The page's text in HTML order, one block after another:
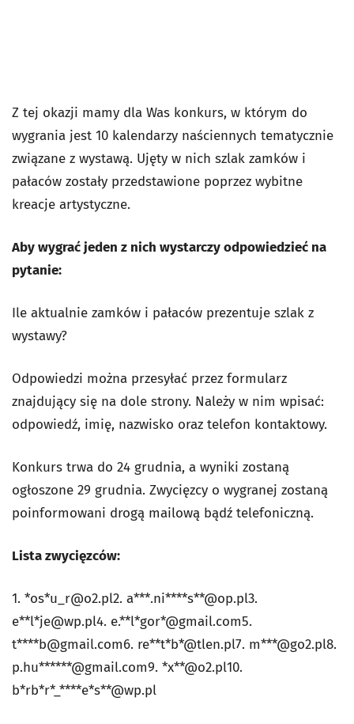
Z tej okazji mamy dla Was konkurs, w którym do
wygrania jest 10 kalendarzy naściennych tematycznie
związane z wystawą. Ujęty w nich szlak zamków i
pałaców zostały przedstawione poprzez wybitne
kreacje artystyczne.
Aby wygrać jeden z nich wystarczy odpowiedzieć na
pytanie:
Ile aktualnie zamków i pałaców prezentuje szlak z
wystawy?
Odpowiedzi można przesyłać przez formularz
znajdujący się na dole strony. Należy w nim wpisać:
odpowiedź, imię, nazwisko oraz telefon kontaktowy.
Konkurs trwa do 24 grudnia, a wyniki zostaną
ogłoszone 29 grudnia. Zwycięzcy o wygranej zostaną
poinformowani drogą mailową bądź telefoniczną.
Lista zwycięzców:
1. *os*u_r@o2.pl2. a***.ni****s**@op.pl3.
e**l*je@wp.pl4. e.**l*gor*@gmail.com5.
t****b@gmail.com6. re**t*b*@tlen.pl7. m***@go2.pl8.
p.hu******@gmail.com9. *x**@o2.pl10.
b*rb*r*_****e*s**@wp.pl